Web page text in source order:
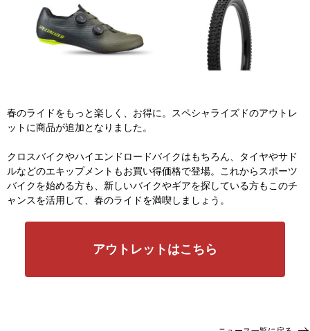
春のライドをもっと楽しく、お得に。スペシャライズドのアウトレ
ットに商品が追加となりました。
クロスバイクやハイエンドロードバイクはもちろん、タイヤやサド
ルなどのエキップメントもお買い得価格で登場。これからスポーツ
バイクを始める方も、新しいバイクやギアを探している方もこのチ
ャンスを活用して、春のライドを満喫しましょう。
アウトレットはこちら